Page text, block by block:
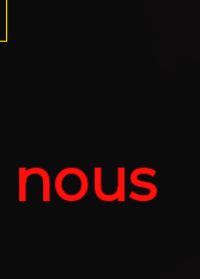
nous